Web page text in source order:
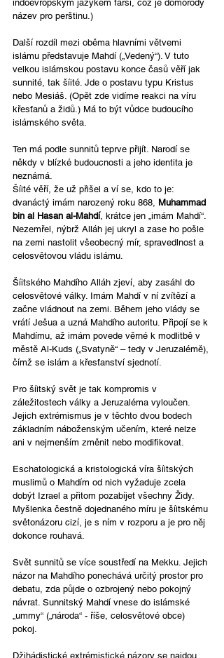
indoevropským jazykem farsí, což je domorodý
název pro perštinu.)
Další rozdíl mezi oběma hlavními větvemi
islámu představuje Mahdí („Vedený“). V tuto
velkou islámskou postavu konce časů věří jak
sunnité, tak šíité. Jde o postavu typu Kristus
nebo Mesiáš. (Opět zde vidíme reakci na víru
křesťanů a židů.) Má to být vůdce budoucího
islámského světa.
Ten má podle sunnitů teprve přijít. Narodí se
někdy v blízké budoucnosti a jeho identita je
neznámá.
Šíité věří, že už přišel a ví se, kdo to je:
dvanáctý imám narozený roku 868, Muhammad
bin al Hasan al-Mahdí, krátce jen „imám Mahdí“.
Nezemřel, nýbrž Alláh jej ukryl a zase ho pošle
na zemi nastolit všeobecný mír, spravedlnost a
celosvětovou vládu islámu.
Šíitského Mahdího Alláh zjeví, aby zasáhl do
celosvětové války. Imám Mahdí v ní zvítězí a
začne vládnout na zemi. Během jeho vlády se
vrátí Ješua a uzná Mahdího autoritu. Připojí se k
Mahdímu, až imám povede věrné k modlitbě v
městě Al-Kuds („Svatyně“ – tedy v Jeruzalémě),
čímž se islám a křesťanství sjednotí.
Pro šíitský svět je tak kompromis v
záležitostech války a Jeruzaléma vyloučen.
Jejich extrémismus je v těchto dvou bodech
základním náboženským učením, které nelze
ani v nejmenším změnit nebo modifikovat.
Eschatologická a kristologická víra šíitských
muslimů o Mahdím od nich vyžaduje zcela
dobýt Izrael a přitom pozabíjet všechny Židy.
Myšlenka čestně dojednaného míru je šíitskému
světonázoru cizí, je s ním v rozporu a je pro něj
dokonce rouhavá.
Svět sunnitů se více soustředí na Mekku. Jejich
názor na Mahdího ponechává určitý prostor pro
debatu, zda půjde o ozbrojený nebo pokojný
návrat. Sunnitský Mahdí vnese do islámské
„ummy“ („národa“ - říše, celosvětové obce)
pokoj.
Džihádistické extrémistické názory se najdou